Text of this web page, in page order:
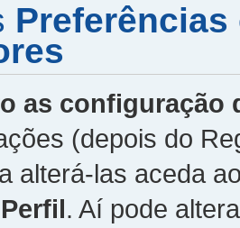
as configuração
(depois do
alterá-las aceda
Perfil. Aí pode